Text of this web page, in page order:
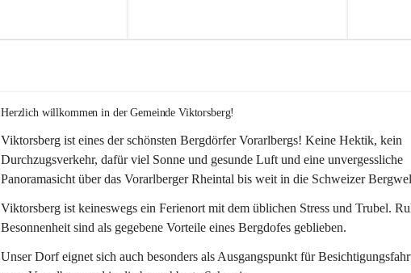
Herzlich willkommen in der Gemeinde Viktorsberg!
Viktorsberg ist eines der schönsten Bergdörfer Vorarlbergs! Keine Hektik, kein
Durchzugsverkehr, dafür viel Sonne und gesunde Luft und eine unvergessliche
Panoramasicht über das Vorarlberger Rheintal bis weit in die Schweizer
Viktorsberg ist keineswegs ein Ferienort mit dem üblichen Stress und Trubel.
Besonnenheit sind als gegebene Vorteile eines Bergdofes geblieben.
Unser Dorf eignet sich auch besonders als Ausgangspunkt für